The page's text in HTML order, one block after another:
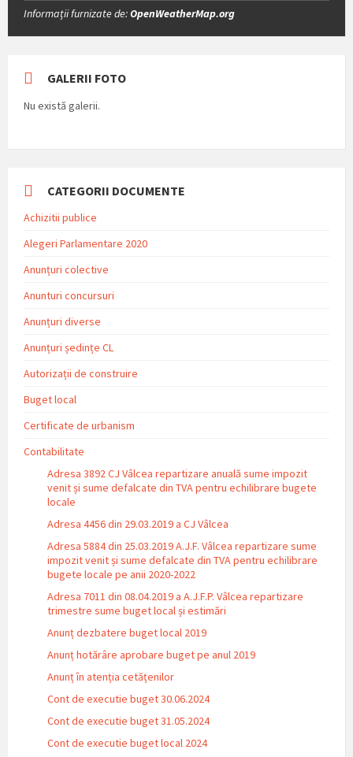
Informații furnizate de:OpenWeatherMap.org
GALERII FOTO
Nu există galerii.
CATEGORII DOCUMENTE
Achizitii publice
Alegeri Parlamentare 2020
Anunțuri colective
Anunturi concursuri
Anunțuri diverse
Anunțuri ședințe CL
Autorizații de construire
Buget local
Certificate de urbanism
Contabilitate
Adresa 3892 CJ Vâlcea repartizare anuală sume impozit
venit și sume defalcate din TVA pentru echilibrare bugete
locale
Adresa 4456 din 29.03.2019 a CJ Vâlcea
Adresa 5884 din 25.03.2019 A.J.F. Vâlcea repartizare sume
impozit venit și sume defalcate din TVA pentru echilibrare
bugete locale pe anii 2020-2022
Adresa 7011 din 08.04.2019 a A.J.F.P. Vâlcea repartizare
trimestre sume buget local și estimări
Anunț dezbatere buget local 2019
Anunț hotărâre aprobare buget pe anul 2019
Anunț în atenția cetățenilor
Cont de executie buget 30.06.2024
Cont de executie buget 31.05.2024
Cont de executie buget local 2024